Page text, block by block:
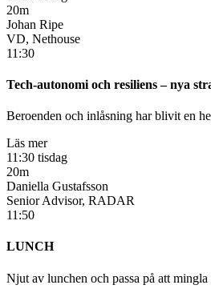
20m
Johan Ripe
VD, Nethouse
11:30
Tech-autonomi och resiliens – nya
Beroenden och inlåsning har blivit en
Läs mer
11:30 tisdag
20m
Daniella Gustafsson
Senior Advisor, RADAR
11:50
LUNCH
Njut av lunchen och passa på att